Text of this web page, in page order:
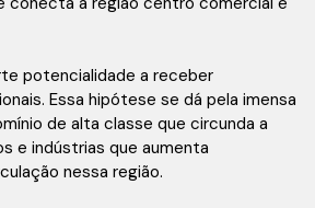
potencialidade a receber
Essa hipótese se dá pela imensa
de alta classe que circunda a
e indústrias que aumenta
nessa região.